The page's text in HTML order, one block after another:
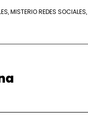
, MISTERIO REDES SOCIALES,